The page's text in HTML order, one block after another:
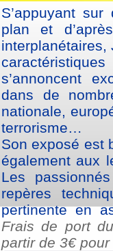
S’appuyant
plan et
interplanétaires,
s’annoncent
dans de
nationale,
terrorisme…
Son exposé est
également aux
Les
repères
pertinente en
Frais de port
partir de 3€